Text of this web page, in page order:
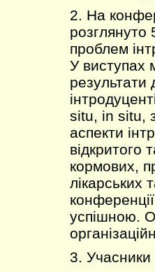
2. На
розглянуто
проблем
У виступах
результати
situ, in situ,
аспекти
відкритого
кормових,
лікарських
успішною.
3. Учасники